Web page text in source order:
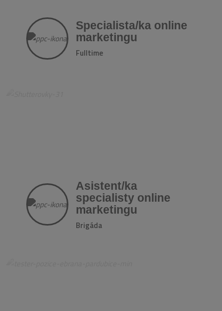
Specialista/ka online
marketingu
Fulltime
Asistent/ka
specialisty online
marketingu
Brigáda